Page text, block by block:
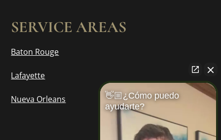
SERVICE AREAS
Baton Rouge
Lafayette
Nueva Orleans
👋🏼¿Cómo puedo
ayudarte?